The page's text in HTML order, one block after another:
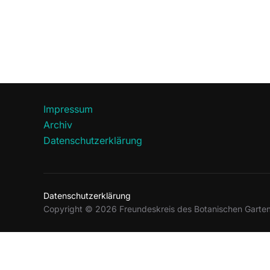
Impressum
Archiv
Datenschutzerklärung
Datenschutzerklärung
Copyright © 2026 Freundeskreis des Botanischen